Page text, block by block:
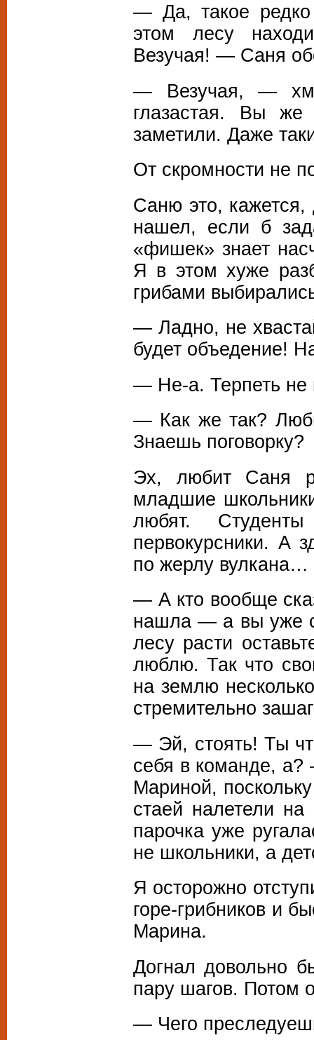
— Да, такое
этом лесу
Везучая! — Саня
— Везучая, —
глазастая. Вы
заметили. Даже
От скромности не
Саню это,
нашел, если б
«фишек» знает
Я в этом хуже
грибами
— Ладно, не
будет объедение!
— Не-а. Терпеть не
— Как же так?
Знаешь поговорку?
Эх, любит Саня
младшие
любят.
первокурсники. А
по жерлу вулкана…
— А кто вообще
нашла — а вы уже
лесу расти
люблю. Так что
на землю
стремительно
— Эй, стоять! Ты
себя в команде,
Мариной,
стаей налетели
парочка уже
не школьники, а
Я осторожно
горе-грибников и
Марина.
Догнал довольно
пару шагов. Потом
— Чего